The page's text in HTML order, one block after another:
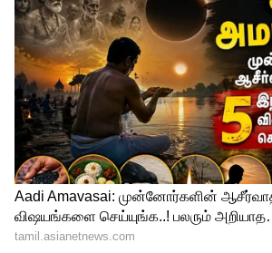
இதையும் படிங்க;-நின்றால்
நடந்தால் விளம்பரம்,..!
விவரங்களை வெளியிடும்
விளாசும் எடப்பாடி